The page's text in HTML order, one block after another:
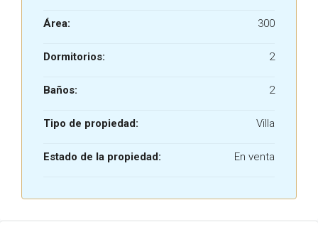
Área: 300
Dormitorios: 2
Baños: 2
Tipo de propiedad: Villa
Estado de la propiedad: En venta